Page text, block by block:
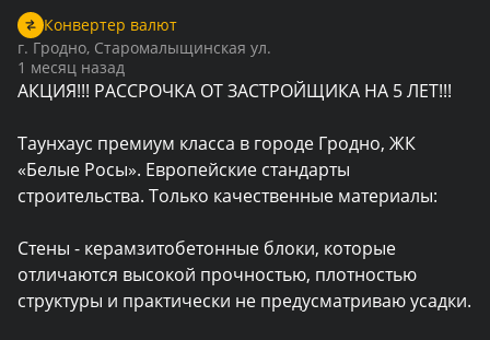
Конвертер валют
г. Гродно, Старомалыщинская ул.
1 месяц назад
АКЦИЯ!!! РАССРОЧКА ОТ ЗАСТРОЙЩИКА НА 5 ЛЕТ!!!
Таунхаус премиум класса в городе Гродно, ЖК
«Белые Росы». Европейские стандарты
строительства. Только качественные материалы:
Стены - керамзитобетонные блоки, которые
отличаются высокой прочностью, плотностью
структуры и практически не предусматриваю усадки.